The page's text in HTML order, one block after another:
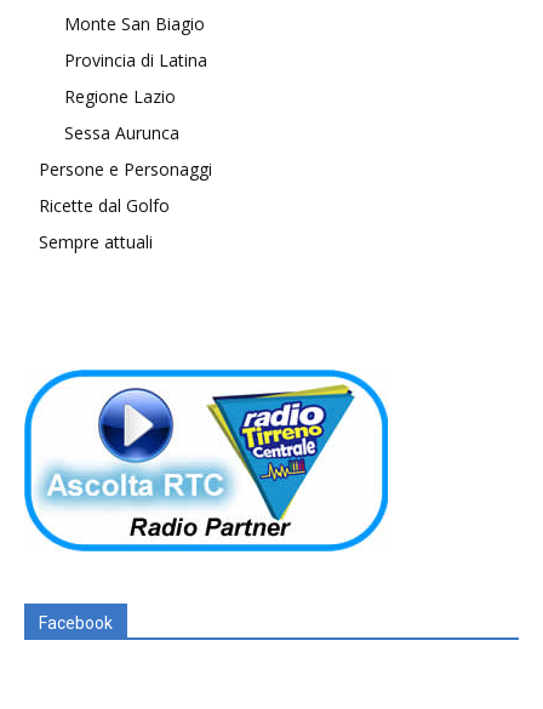
Monte San Biagio
Provincia di Latina
Regione Lazio
Sessa Aurunca
Persone e Personaggi
Ricette dal Golfo
Sempre attuali
Facebook